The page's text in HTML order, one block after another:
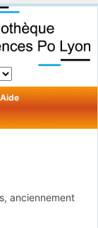
Aide
anciennement